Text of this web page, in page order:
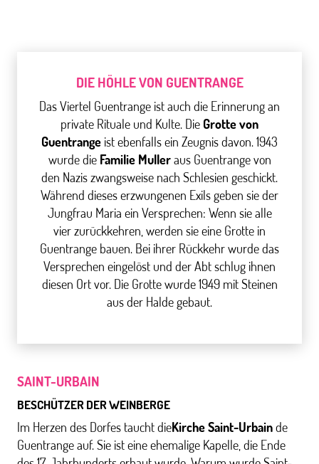
DIE HÖHLE VON GUENTRANGE
Das Viertel Guentrange ist auch die Erinnerung an
private Rituale und Kulte. Die Grotte von
Guentrange ist ebenfalls ein Zeugnis davon. 1943
wurde dieFamilie Mulleraus Guentrange von
den Nazis zwangsweise nach Schlesien geschickt.
Während dieses erzwungenen Exils geben sie der
Jungfrau Maria ein Versprechen: Wenn sie alle
vier zurückkehren, werden sie eine Grotte in
Guentrange bauen. Bei ihrer Rückkehr wurde das
Versprechen eingelöst und der Abt schlug ihnen
diesen Ort vor. Die Grotte wurde 1949 mit Steinen
aus der Halde gebaut.
SAINT-URBAIN
BESCHÜTZER DER WEINBERGE
Im Herzen des Dorfes taucht dieKirche Saint-Urbainde
Guentrange auf. Sie ist eine ehemalige Kapelle, die Ende